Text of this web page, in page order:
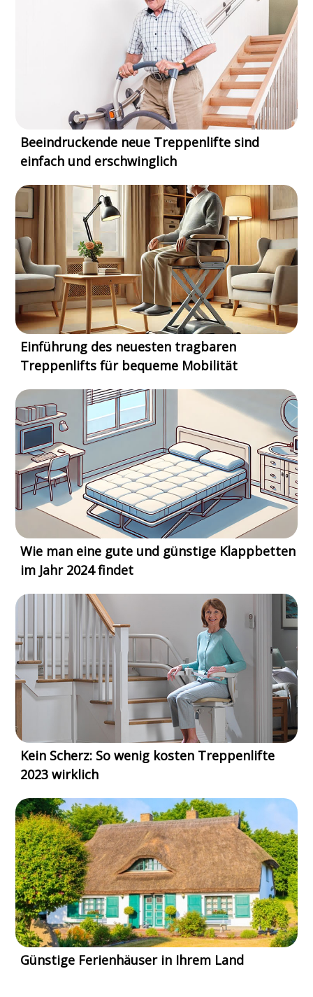
Beeindruckende neue Treppenlifte sind
einfach und erschwinglich
Einführung des neuesten tragbaren
Treppenlifts für bequeme Mobilität
Wie man eine gute und günstige Klappbetten
im Jahr 2024 findet
Kein Scherz: So wenig kosten Treppenlifte
2023 wirklich
Günstige Ferienhäuser in Ihrem Land